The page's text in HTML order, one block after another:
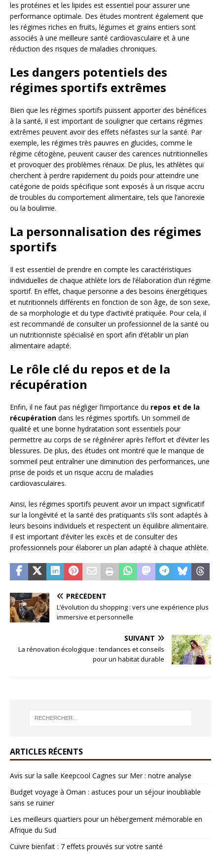
les protéines et les lipides est essentiel pour assurer une
performance optimale. Des études montrent également que
les régimes riches en fruits, légumes et grains entiers sont
associés à une meilleure santé cardiovasculaire et à une
réduction des risques de maladies chroniques.
Les dangers potentiels des
régimes sportifs extrêmes
Bien que les régimes sportifs puissent apporter des bénéfices
à la santé, il est important de souligner que certains régimes
extrêmes peuvent avoir des effets néfastes sur la santé. Par
exemple, les régimes très pauvres en glucides, comme le
régime cétogène, peuvent causer des carences nutritionnelles
et provoquer des problèmes rénaux. De plus, les athlètes qui
cherchent à perdre rapidement du poids pour atteindre une
catégorie de poids spécifique sont exposés à un risque accru
de troubles du comportement alimentaire, tels que l’anorexie
ou la boulimie.
La personnalisation des régimes
sportifs
Il est essentiel de prendre en compte les caractéristiques
individuelles de chaque athlète lors de l’élaboration d’un régime
sportif. En effet, chaque personne a des besoins énergétiques
et nutritionnels différents en fonction de son âge, de son sexe,
de sa morphologie et du type d’activité pratiquée. Pour cela, il
est recommandé de consulter un professionnel de la santé ou
un nutritionniste spécialisé en sport afin d’établir un plan
alimentaire adapté.
Le rôle clé du repos et de la
récupération
Enfin, il ne faut pas négliger l’importance du repos et de la
récupération dans les régimes sportifs. Un sommeil de
qualité et une bonne hydratation sont essentiels pour
permettre au corps de se régénérer après l’effort et d’éviter les
blessures. De plus, des études ont montré que le manque de
sommeil peut entraîner une diminution des performances, une
prise de poids et un risque accru de maladies
cardiovasculaires.
Ainsi, les régimes sportifs peuvent avoir un impact significatif
sur la longévité et la santé des pratiquants s’ils sont adaptés à
leurs besoins individuels et respectent un équilibre alimentaire.
Il est important d’éviter les excès et de consulter des
professionnels pour élaborer un plan adapté à chaque athlète.
PRÉCÉDENT
L’évolution du shopping : vers une expérience plus
immersive et personnelle
SUIVANT
La rénovation écologique : tendances et conseils
pour un habitat durable
ARTICLES RÉCENTS
Avis sur la salle Keepcool Cagnes sur Mer : notre analyse
Budget voyage à Oman : astuces pour un séjour inoubliable
sans se ruiner
Les meilleurs quartiers pour un hébergement mémorable en
Afrique du Sud
Cuivre bienfait : 7 effets prouvés sur votre santé